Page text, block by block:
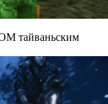
тайваньским